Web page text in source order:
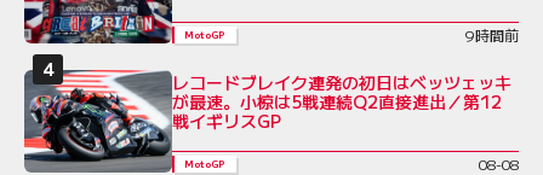
MotoGP 9時間前
レコードブレイク連発の初日はベッツェッキ
が最速。小椋は5戦連続Q2直接進出／第12
戦イギリスGP
MotoGP 08-08